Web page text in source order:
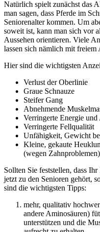
Natürlich spielt zunächst das
man sagen, dass Pferde im
Seniorenalter kommen. Um
soweit ist, kann man sich vor
Aussehen orientieren. Viele
lassen sich nämlich mit freiem
Hier sind die wichtigsten
Verlust der Oberlinie
Graue Schnauze
Steifer Gang
Abnehmende
Verringerte Energie und
Verringerte Fellqualität
Unfähigkeit, Gewicht
Kleine, gekaute
(wegen Zahnproblemen)
Sollten Sie feststellen, dass
jetzt zu den Senioren gehört,
sind die wichtigsten Tipps:
mehr, qualitativ
andere Aminosäuren)
unterstützen und die